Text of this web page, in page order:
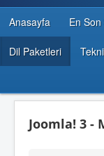
GELIŞTIRICI
Anasayfa En
Dil Paketleri
Joomla! 3 -